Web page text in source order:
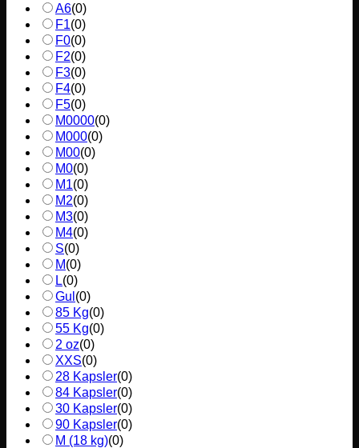
A6(0)
F1(0)
F0(0)
F2(0)
F3(0)
F4(0)
F5(0)
M0000(0)
M000(0)
M00(0)
M0(0)
M1(0)
M2(0)
M3(0)
M4(0)
S(0)
M(0)
L(0)
Gul (0)
85 Kg(0)
55 Kg(0)
2 oz(0)
XXS(0)
28 Kapsler(0)
84 Kapsler(0)
30 Kapsler(0)
90 Kapsler(0)
M (18 kg)(0)